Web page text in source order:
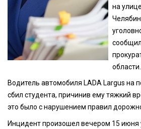
на
области.
Водитель автомобиля LADA Largus на
сбил студента, причинив ему тяжкий
это было с нарушением правил
Инцидент произошел вечером 15 июня